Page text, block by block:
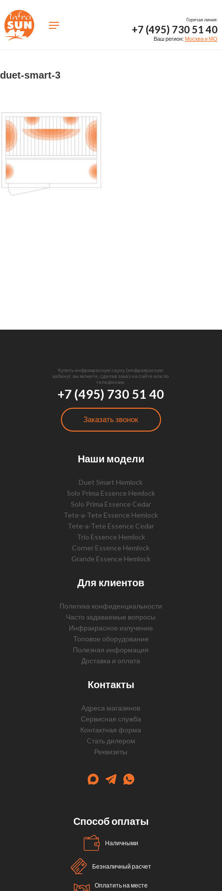
Горячая линия:
+7 (495) 730 51 40
Ваш регион: Москва и МО
duet-smart-3
Купить инфракрасную сауну (инфракрасную
кабину): вы можете, сделав заказ на сайте или по
телефонам:
+7 (495) 730 51 40
Заказать звонок
Наши модели
Duet Smart Hemlock
Solo Prima Essence Hemlock
Solo Prima Essence Cedar
Tete-a-Tete Essence Hemlock
Tete-a-Tete Essence Cedar
Trio Essence Hemlock
Corner Essence Hemlock
Grande Essence Hemlock
Для клиентов
Политика конфиденциальности
Часто задаваемые вопросы
Инфракрасное излучение
Топовое оборудование
Полезная информация
Доставка и оплата
Контакты
Адреса магазинов
Сервисная служба
Контактная форма
Cтать дилером
Реквизиты
Способ оплаты
Наличными
Безналичный расчет
Оплатить на месте